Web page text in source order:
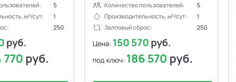
5
м³/сут:
1
250
руб.
770 руб.
Количество пользователей:
5
Производительность, м³/сут:
1
Залповый сброс:
250
Цена: 150 570 руб.
под ключ: 186 570 руб.